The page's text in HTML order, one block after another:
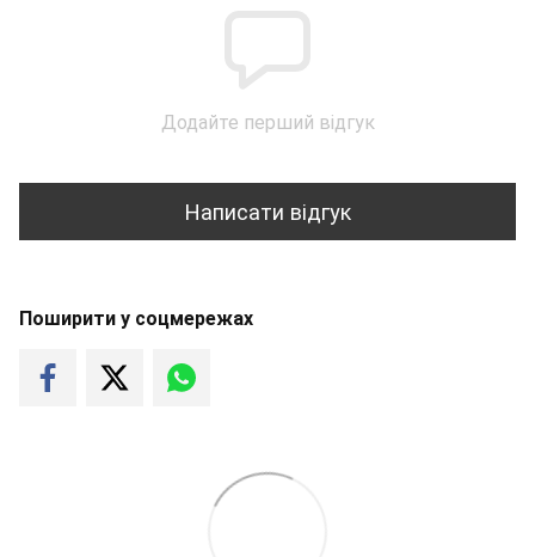
Додайте перший відгук
Написати відгук
Поширити у соцмережах